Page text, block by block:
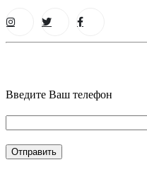
Введите Ваш телефон